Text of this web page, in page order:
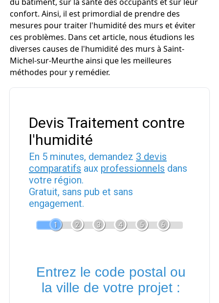
confort. Ainsi, il est primordial de prendre des
mesures pour traiter l'humidité des murs et éviter
ces problèmes. Dans cet article, nous étudions les
diverses causes de l'humidité des murs à Saint-
Michel-sur-Meurthe ainsi que les meilleures
méthodes pour y remédier.
Devis Traitement contre
l'humidité
En 5 minutes, demandez 3 devis
comparatifs aux professionnels dans
votre région.
Gratuit, sans pub et sans
engagement.
1 2 3 4 5 6
Entrez le code postal ou
la ville de votre projet :